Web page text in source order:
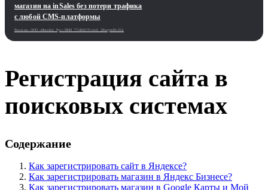
магазин на inSales без потери трафика
с любой CMS-платформы
Реклама. ООО «Инсейлс Рус»‎ ИНН 771484376 erid: 2RanymBvZGt
Регистрация сайта в
поисковых системах
Содержание
Как зарегистрировать сайт в Яндексе?
Как зарегистрировать магазин в Яндекс Бизнесе?
Как зарегистрировать магазин в Google Карты и Мой